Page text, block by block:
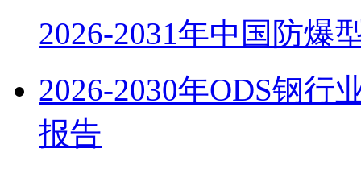
2026-2031年中国防爆
2026-2030年ODS钢行
报告